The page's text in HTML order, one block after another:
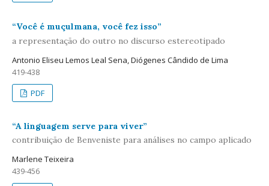
“Você é muçulmana, você fez isso”
a representação do outro no discurso estereotipado
Antonio Eliseu Lemos Leal Sena, Diógenes Cândido de Lima
419-438
PDF
“A linguagem serve para viver”
contribuição de Benveniste para análises no campo aplicado
Marlene Teixeira
439-456